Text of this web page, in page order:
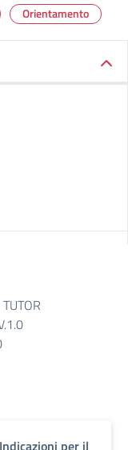
Orientamento
per il